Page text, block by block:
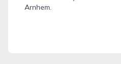
Arnhem.